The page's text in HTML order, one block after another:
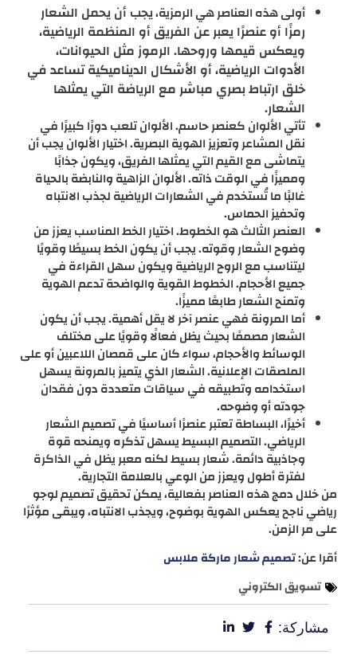
أولى هذه العناصر هي الرمزية،يجب أن يحمل الشعار
رمزًا أو عنصرًا يعبر عن الفريق أو المنظمة الرياضية،
ويعكس قيمها وروحها. الرموز مثل الحيوانات،
الأدوات الرياضية، أو الأشكال الديناميكية تساعد في
خلق ارتباط بصري مباشر مع الرياضة التي يمثلها
الشعار.
تأتي الألوان كعنصر حاسم. الألوان تلعب دورًا كبيرًا في
نقل المشاعر وتعزيز الهوية البصرية. اختيار الألوان يجب أن
يتماشى مع القيم التي يمثلها الفريق، ويكون جذابًا
ومميزًا في الوقت ذاته. الألوان الزاهية والنابضة بالحياة
غالبًا ما تُستخدم في الشعارات الرياضية لجذب الانتباه
وتحفيز الحماس.
العنصر الثالث هو الخطوط. اختيار الخط المناسب يعزز من
وضوح الشعار وقوته. يجب أن يكون الخط بسيطًا وقويًا
ليتناسب مع الروح الرياضية ويكون سهل القراءة في
جميع الأحجام. الخطوط القوية والواضحة تدعم الهوية
وتمنح الشعار طابعًا مميزًا.
أما المرونة فهي عنصر آخر لا يقل أهمية. يجب أن يكون
الشعار مصممًا بحيث يظل فعالًا وقويًا على مختلف
الوسائط والأحجام، سواء كان على قمصان اللاعبين أو على
الملصقات الإعلانية. الشعار الذي يتميز بالمرونة يسهل
استخدامه وتطبيقه في سياقات متعددة دون فقدان
جودته أو وضوحه.
أخيرًا، البساطة تعتبر عنصرًا أساسيًا في تصميم الشعار
الرياضي. التصميم البسيط يسهل تذكره ويمنحه قوة
وجاذبية دائمة. شعار بسيط لكنه معبر يظل في الذاكرة
لفترة أطول ويعزز من الوعي بالعلامة التجارية.
من خلال دمج هذه العناصر بفعالية، يمكن تحقيق تصميم لوجو
رياضي ناجح يعكس الهوية بوضوح، ويجذب الانتباه، ويبقى مؤثرًا
على مر الزمن.
أقرا عن:تصميم شعار ماركة ملابس
تسويق الكتروني
مشاركة: